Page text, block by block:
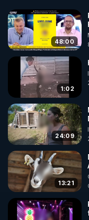
🌱 INSTAGRAM
https://
http://rgnr.li/
🌱 LA
Pour ne pas rater
http://rgnr.li/news
🌱 VIDÉOS NON
Toutes les vidéos
http://rgnr.li/odysee
🌱 LES STAGES
48:00
1:02
24:09
13:21